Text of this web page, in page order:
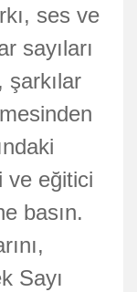
ses ve
sayıları
şarkılar
ve eğitici
basın.
Sayı